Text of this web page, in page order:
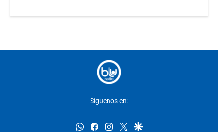
Síguenos en:
whatsappfacebookinstagram
twittergoogle